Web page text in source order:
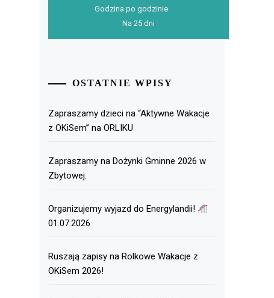
Godzina po godzinie
Na 25 dni
OSTATNIE WPISY
Zapraszamy dzieci na “Aktywne Wakacje
z OKiSem” na ORLIKU
Zapraszamy na Dożynki Gminne 2026 w
Zbytowej.
Organizujemy wyjazd do Energylandii!
01.07.2026
Ruszają zapisy na Rolkowe Wakacje z
OKiSem 2026!